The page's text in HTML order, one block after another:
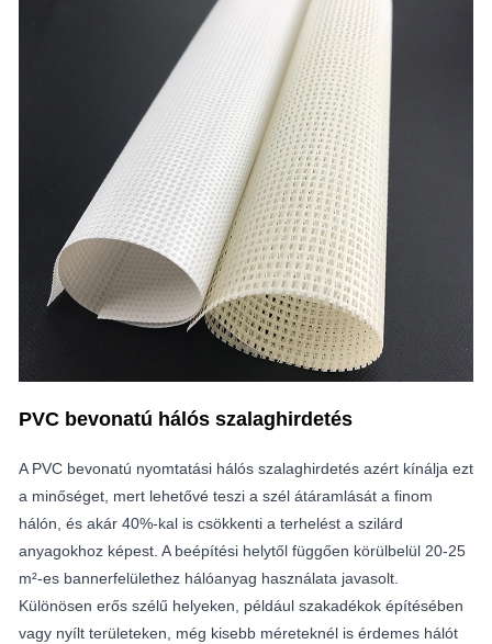
PVC bevonatú hálós szalaghirdetés
A PVC bevonatú nyomtatási hálós szalaghirdetés azért kínálja ezt
a minőséget, mert lehetővé teszi a szél átáramlását a finom
hálón, és akár 40%-kal is csökkenti a terhelést a szilárd
anyagokhoz képest. A beépítési helytől függően körülbelül 20-25
m²-es bannerfelülethez hálóanyag használata javasolt.
Különösen erős szélű helyeken, például szakadékok építésében
vagy nyílt területeken, még kisebb méreteknél is érdemes hálót